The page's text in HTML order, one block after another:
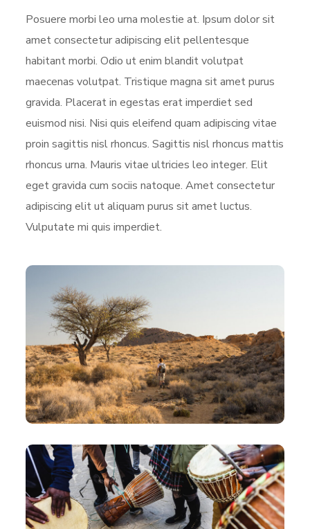
Posuere morbi leo urna molestie at. Ipsum dolor sit
amet consectetur adipiscing elit pellentesque
habitant morbi. Odio ut enim blandit volutpat
maecenas volutpat. Tristique magna sit amet purus
gravida. Placerat in egestas erat imperdiet sed
euismod nisi. Nisi quis eleifend quam adipiscing vitae
proin sagittis nisl rhoncus. Sagittis nisl rhoncus mattis
rhoncus urna. Mauris vitae ultricies leo integer. Elit
eget gravida cum sociis natoque. Amet consectetur
adipiscing elit ut aliquam purus sit amet luctus.
Vulputate mi quis imperdiet.